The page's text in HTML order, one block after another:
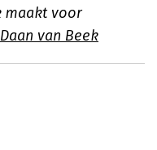
maakt voor
van Beek